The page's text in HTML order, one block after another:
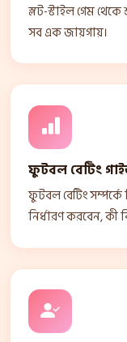
স্লট-স্টাইল গেম
সব এক জায়গায়।
ফুটবল বেটিং
ফুটবল বেটিং
নির্ধারণ করবেন, কী